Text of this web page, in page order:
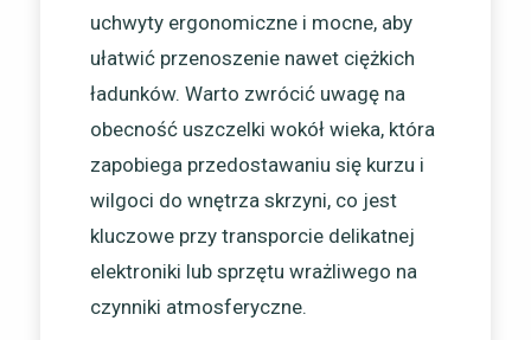
uchwyty ergonomiczne i mocne, aby
ułatwić przenoszenie nawet ciężkich
ładunków. Warto zwrócić uwagę na
obecność uszczelki wokół wieka, która
zapobiega przedostawaniu się kurzu i
wilgoci do wnętrza skrzyni, co jest
kluczowe przy transporcie delikatnej
elektroniki lub sprzętu wrażliwego na
czynniki atmosferyczne.